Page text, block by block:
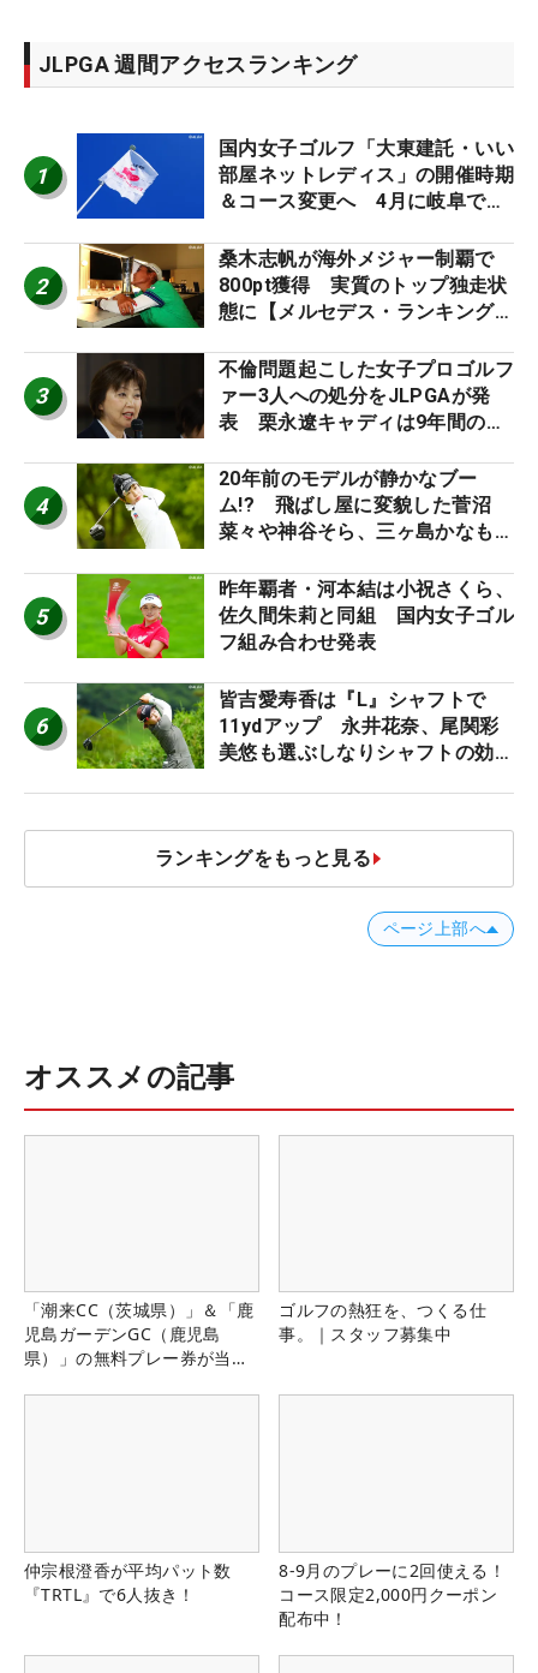
JLPGA 週間アクセスランキング
1
国内女子ゴルフ「大東建託・いい
部屋ネットレディス」の開催時期
＆コース変更へ 4月に岐阜で開
2
桑木志帆が海外メジャー制覇で
800pt獲得 実質のトップ独走状
態に【メルセデス・ランキング番
3
不倫問題起こした女子プロゴルフ
ァー3人への処分をJLPGAが発
表 栗永遼キャディは9年間の立
4
20年前のモデルが静かなブー
ム!? 飛ばし屋に変貌した菅沼
菜々や神谷そら、三ヶ島かなも使
ロたちの“飛ばしギア”】
5
昨年覇者・河本結は小祝さくら、
佐久間朱莉と同組 国内女子ゴル
フ組み合わせ発表
6
皆吉愛寿香は『L』シャフトで
11ydアップ 永井花奈、尾関彩
美悠も選ぶしなりシャフトの効果
ランキングをもっと見る
ページ上部へ
オススメの記事
「潮来CC（茨城県）」＆「鹿
児島ガーデンGC（鹿児島
県）」の無料プレー券が当た
ゴルフの熱狂を、つくる仕
事。｜スタッフ募集中
仲宗根澄香が平均パット数
『TRTL』で6人抜き！
8-9月のプレーに2回使える！
コース限定2,000円クーポン
配布中！